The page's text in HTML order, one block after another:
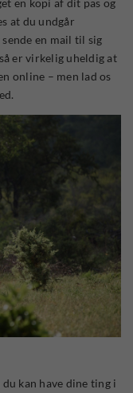
at du undgår
en mail til sig
er virkelig uheldig at
online – men lad os
kan have dine ting i